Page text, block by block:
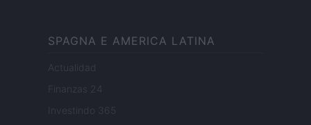
SPAGNA E AMERICA LATINA
Actualidad
Finanzas 24
Investindo 365